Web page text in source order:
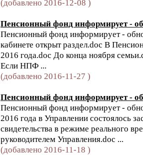
(добавлено 2016-12-08 )
Пенсионный фонд информирует -
Пенсионный фонд информирует -
кабинете открыт раздел.doc В
2016 года.doc До конца ноября
Если НПФ ...
(добавлено 2016-11-27 )
Пенсионный фонд информирует -
Пенсионный фонд информирует -
2016 года в Управлении состоялось
свидетельства в режиме реального
руководителем Управления.doc ...
(добавлено 2016-11-18 )